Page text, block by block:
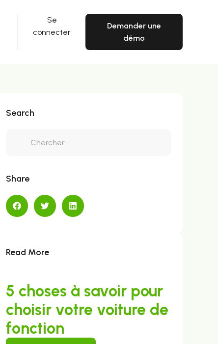
Se
connecter
Demander une
démo
Search
Share
Read More
5 choses à savoir pour
choisir votre voiture de
fonction